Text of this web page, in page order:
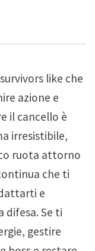
like che
azione e
il cancello è
irresistibile,
ruota attorno
che ti
e
difesa. Se ti
gestire